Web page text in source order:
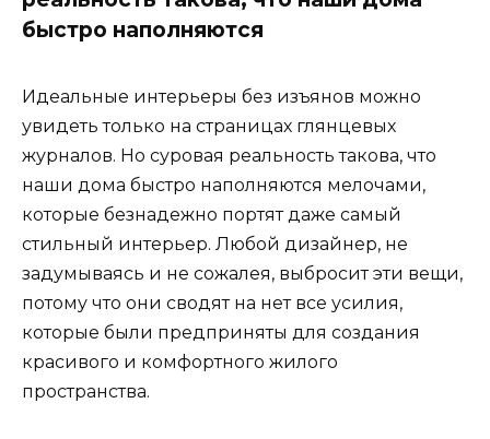
быстро наполняются
Идеальные интерьеры без изъянов можно
увидеть только на страницах глянцевых
журналов. Но суровая реальность такова, что
наши дома быстро наполняются мелочами,
которые безнадежно портят даже самый
стильный интерьер. Любой дизайнер, не
задумываясь и не сожалея, выбросит эти вещи,
потому что они сводят на нет все усилия,
которые были предприняты для создания
красивого и комфортного жилого
пространства.